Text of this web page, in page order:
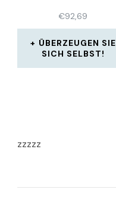
€92,69
ÜBERZEUGEN SIE
SICH SELBST!
zzzzz